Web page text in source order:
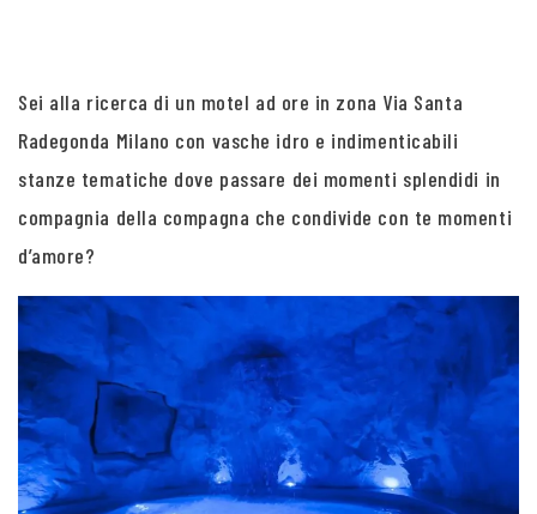
Sei alla ricerca di un motel ad ore in zona Via Santa
Radegonda Milano con vasche idro e indimenticabili
stanze tematiche dove passare dei momenti splendidi in
compagnia della compagna che condivide con te momenti
d’amore?